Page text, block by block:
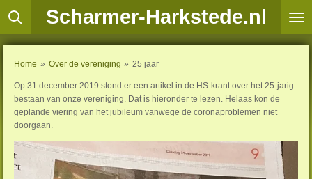
Ga
direct
hoofdinhoud
Scharmer-Harkstede.nl
Home » Over de vereniging » 25 jaar
Op 31 december 2019 stond er een artikel in de HS-krant over het 25-jarig
bestaan van onze vereniging. Dat is hieronder te lezen. Helaas kon de
geplande viering van het jubileum vanwege de coronaproblemen niet
doorgaan.